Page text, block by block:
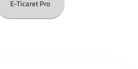
E-Ticaret Pro